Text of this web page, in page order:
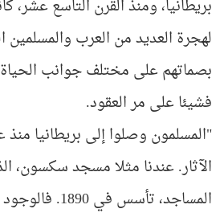
بريطانيا، ومنذ القرن التاسع عشر،
لهجرة العديد من العرب والمسلمين
بصماتهم على مختلف جوانب الحياة
فشيئا على مر العقود.
الآثار. عندنا مثلا مسجد سكسون،
المساجد، تأسس